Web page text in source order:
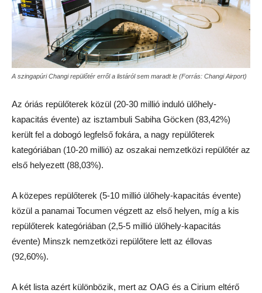
A szingapúri Changi repülőtér erről a listáról sem maradt le (Forrás: Changi Airport)
Az óriás repülőterek közül (20-30 millió induló ülőhely-
kapacitás évente) az isztambuli Sabiha Göcken (83,42%)
került fel a dobogó legfelső fokára, a nagy repülőterek
kategóriában (10-20 millió) az oszakai nemzetközi repülőtér az
első helyezett (88,03%).
A közepes repülőterek (5-10 millió ülőhely-kapacitás évente)
közül a panamai Tocumen végzett az első helyen, míg a kis
repülőterek kategóriában (2,5-5 millió ülőhely-kapacitás
évente) Minszk nemzetközi repülőtere lett az éllovas
(92,60%).
A két lista azért különbözik, mert az OAG és a Cirium eltérő